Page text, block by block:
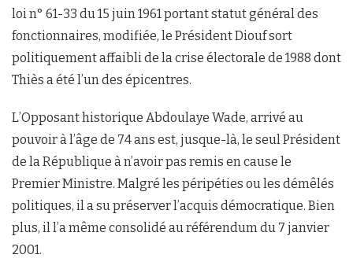
loi n° 61-33 du 15 juin 1961 portant statut général des
fonctionnaires, modifiée, le Président Diouf sort
politiquement affaibli de la crise électorale de 1988 dont
Thiès a été l’un des épicentres.
L’Opposant historique Abdoulaye Wade, arrivé au
pouvoir à l’âge de 74 ans est, jusque-là, le seul Président
de la République à n’avoir pas remis en cause le
Premier Ministre. Malgré les péripéties ou les démêlés
politiques, il a su préserver l’acquis démocratique. Bien
plus, il l’a même consolidé au référendum du 7 janvier
2001.